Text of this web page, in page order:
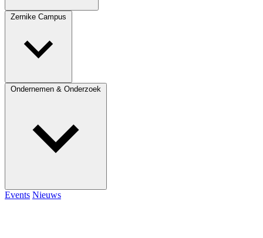
Zernike Campus
Ondernemen & Onderzoek
Events Nieuws